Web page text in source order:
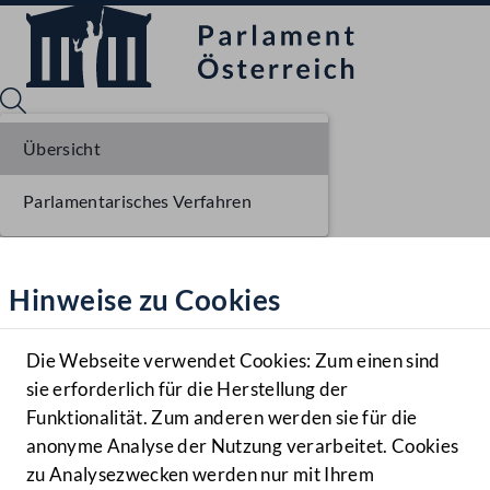
Hilfe
Benutzer
Navigationsmenü öffnen
MENÜ
Hinweise zu Cookies
Die Webseite verwendet Cookies: Zum einen sind
sie erforderlich für die Herstellung der
Funktionalität. Zum anderen werden sie für die
anonyme Analyse der Nutzung verarbeitet. Cookies
zu Analysezwecken werden nur mit Ihrem
Übersicht
Parlamentarisches Verfahren